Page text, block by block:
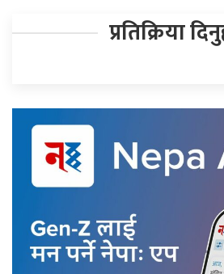
प्रतिक्रिया